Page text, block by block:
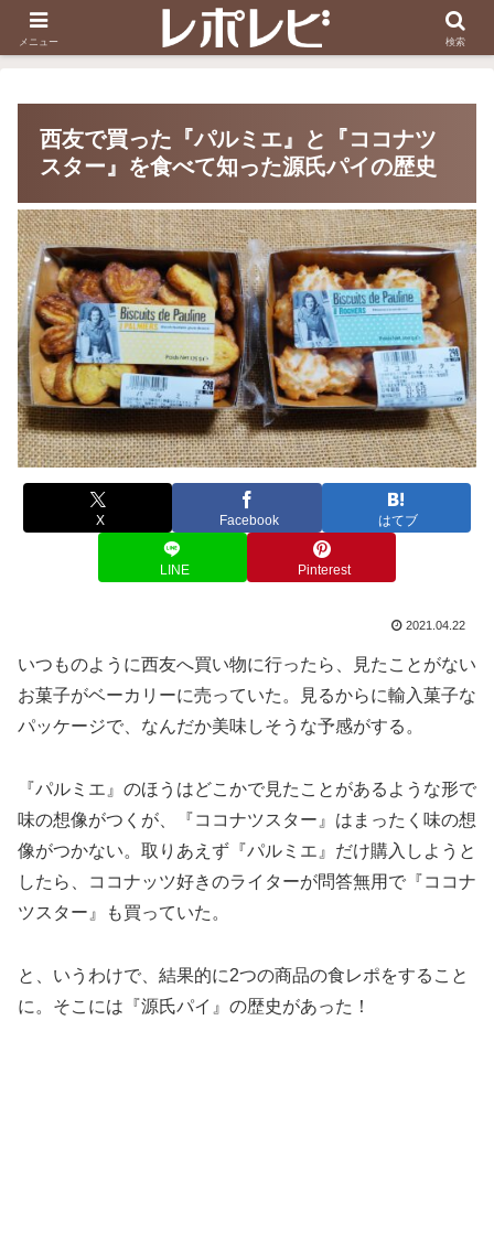
スヌーピー刺しゅう ダイソー知恵の輪
西友で買った『パルミエ』と『ココナツ
スター』を食べて知った源氏パイの歴史
X Facebook はてブ
LINE Pinterest
2021.04.22
いつものように西友へ買い物に行ったら、見たことがない
お菓子がベーカリーに売っていた。見るからに輸入菓子な
パッケージで、なんだか美味しそうな予感がする。
『パルミエ』のほうはどこかで見たことがあるような形で
味の想像がつくが、『ココナツスター』はまったく味の想
像がつかない。取りあえず『パルミエ』だけ購入しようと
したら、ココナッツ好きのライターが問答無用で『ココナ
ツスター』も買っていた。
と、いうわけで、結果的に2つの商品の食レポをすること
に。そこには『源氏パイ』の歴史があった！
メニュー 検索